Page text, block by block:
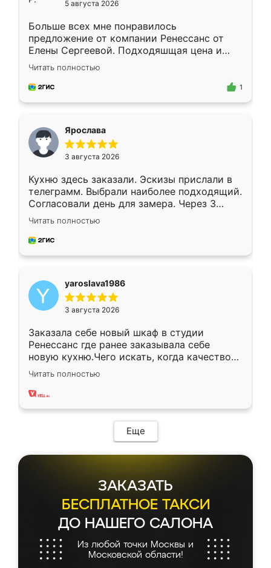
5 августа 2026
Больше всех мне понравилось
предложение от компании Ренессанс от
Елены Сергеевой. Подходяшщая цена и
короткие сроки изготовления. Приехавший
для замера сотрудник Владислав
предложил по моему эскизу самый
Читать полностью
1
Ярослава
3 августа 2026
Кухню здесь заказали. Эскизы прислали в
телеграмм. Выбрали наиболее подходящий.
Согласовали день для замера. Через 3
недели кухня была уже готова. Остались
довольны работой. Спасибо Ренессанс
мебель за качественную работу!
Читать полностью
yaroslava1986
3 августа 2026
Заказала себе новый шкаф в студии
Ренессанс где ранее заказывала себе
новую кухню.Чего искать, когда качеством
вполне довольна. Служит кухня уже почти
два года, нареканий нет.
Читать полностью
Еще
ЗАКАЗАТЬ
БЕСПЛАТНОЕ ТАКСИ
ДО НАШЕГО САЛОНА
Из любой точки Москвы и
Московской области!